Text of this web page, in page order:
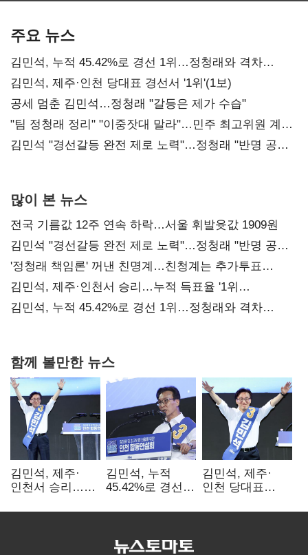
주요 뉴스
김민석, 누적 45.42%로 경선 1위…정청래와 격차
0.86%p(2보)
김민석, 제주·인천 당대표 경선서 '1위'(1보)
공세 멈춘 김민석…정청래 "갈등은 제가 수습"
"팀 정청래 정리" "이중잣대 말라"…민주 최고위원 계파
다툼 격화
김민석 "경선갈등 완전 제로 노력"…정청래 "반명 공세
많이 본 뉴스
전국 기름값 12주 연속 하락…서울 휘발윳값 1909원
김민석 "경선갈등 완전 제로 노력"…정청래 "반명 공세
사과부터"
'정청래 책임론' 꺼낸 친명계…친청계는 추가투표
때리기
김민석, 제주·인천서 승리…누적 득표율 '1위
탈환'(종합)
김민석, 누적 45.42%로 경선 1위…정청래와 격차
함께 볼만한 뉴스
김민석, 제주·
인천서 승리…
탈환'(종합)
김민석, 누적
45.42%로 경선
격차
김민석, 제주·
인천 당대표